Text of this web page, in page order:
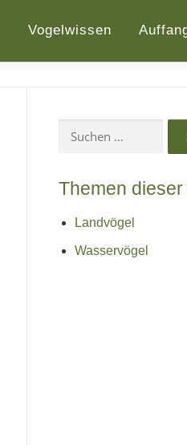
Vogelwissen
nach:
Themen
Landvögel
Wasservögel